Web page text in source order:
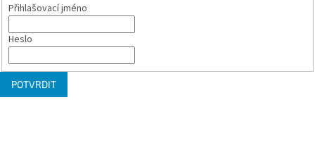
Přihlašovací jméno
Heslo
POTVRDIT